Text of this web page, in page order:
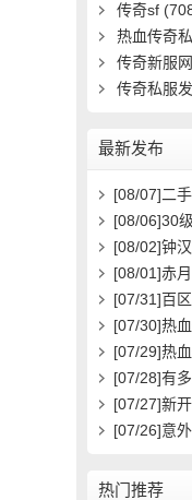
传奇sf
热血传奇
传奇新服网
传奇私服
最新发布
[08/07]二
如何避免踩
[08/06]30
玩家必看
[08/02]钟
高级装备
[08/01]赤
具体位置
[07/31]百
求高效打
[07/30]热
何高效挖
[07/29]热
起步？前
些？
[07/28]有
队？
[07/27]新
级？装备
[07/26]意
热门推荐